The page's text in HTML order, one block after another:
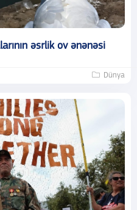
əsrlik ov ənənəsi
Dünya